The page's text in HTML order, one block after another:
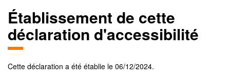
Établissement de cette
déclaration d'accessibilité
Cette déclaration a été établie le 06/12/2024.